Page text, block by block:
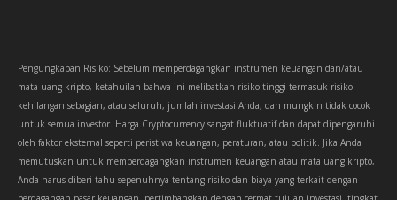
Pengungkapan Risiko: Sebelum memperdagangkan instrumen keuangan dan/atau
mata uang kripto, ketahuilah bahwa ini melibatkan risiko tinggi termasuk risiko
kehilangan sebagian, atau seluruh, jumlah investasi Anda, dan mungkin tidak cocok
untuk semua investor. Harga Cryptocurrency sangat fluktuatif dan dapat dipengaruhi
oleh faktor eksternal seperti peristiwa keuangan, peraturan, atau politik. Jika Anda
memutuskan untuk memperdagangkan instrumen keuangan atau mata uang kripto,
Anda harus diberi tahu sepenuhnya tentang risiko dan biaya yang terkait dengan